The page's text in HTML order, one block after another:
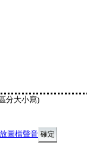
分大小寫)
圖檔聲音